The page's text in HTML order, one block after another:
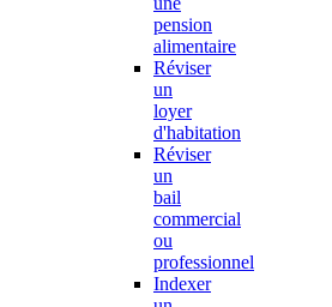
pension
alimentaire
Réviser
un
loyer
d'habitation
Réviser
un
bail
commercial
ou
professionnel
Indexer